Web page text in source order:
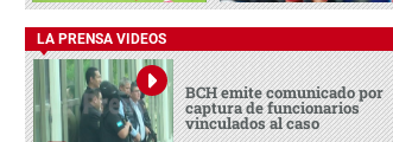
LA PRENSA VIDEOS
BCH emite comunicado por
captura de funcionarios
vinculados al caso